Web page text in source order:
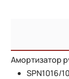
Амортизатор
SPN1016/